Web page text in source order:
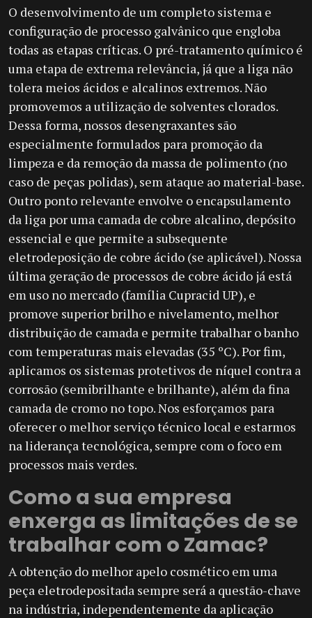
O desenvolvimento de um completo sistema e
configuração de processo galvânico que engloba
todas as etapas críticas. O pré-tratamento químico é
uma etapa de extrema relevância, já que a liga não
tolera meios ácidos e alcalinos extremos. Não
promovemos a utilização de solventes clorados.
Dessa forma, nossos desengraxantes são
especialmente formulados para promoção da
limpeza e da remoção da massa de polimento (no
caso de peças polidas), sem ataque ao material-base.
Outro ponto relevante envolve o encapsulamento
da liga por uma camada de cobre alcalino, depósito
essencial e que permite a subsequente
eletrodeposição de cobre ácido (se aplicável). Nossa
última geração de processos de cobre ácido já está
em uso no mercado (família Cupracid UP), e
promove superior brilho e nivelamento, melhor
distribuição de camada e permite trabalhar o banho
com temperaturas mais elevadas (35 ºC). Por fim,
aplicamos os sistemas protetivos de níquel contra a
corrosão (semibrilhante e brilhante), além da fina
camada de cromo no topo. Nos esforçamos para
oferecer o melhor serviço técnico local e estarmos
na liderança tecnológica, sempre com o foco em
processos mais verdes.
Como a sua empresa
enxerga as limitações de se
trabalhar com o Zamac?
A obtenção do melhor apelo cosmético em uma
peça eletrodepositada sempre será a questão-chave
na indústria, independentemente da aplicação